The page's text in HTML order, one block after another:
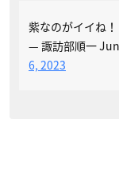
紫なのがイイね！
— 諏訪部順一
6, 2023